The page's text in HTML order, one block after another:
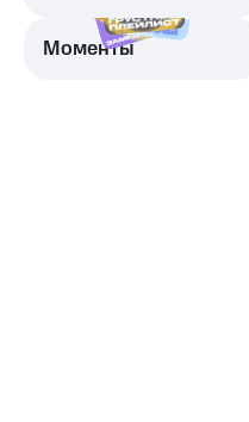
Моменты